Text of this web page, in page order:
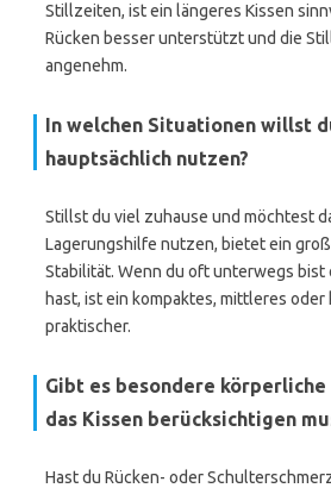
Stillzeiten, ist ein längeres Kissen
Rücken besser unterstützt und die
angenehm.
In welchen Situationen willst
hauptsächlich nutzen?
Stillst du viel zuhause und möchtest
Lagerungshilfe nutzen, bietet ein
Stabilität. Wenn du oft unterwegs bist
hast, ist ein kompaktes, mittleres oder
praktischer.
Gibt es besondere
das Kissen berücksichtigen
Hast du Rücken- oder